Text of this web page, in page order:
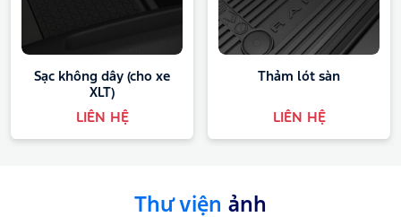
Sạc không dây (cho xe
XLT)
LIÊN HỆ
Thảm lót sàn
LIÊN HỆ
Thư viện ảnh